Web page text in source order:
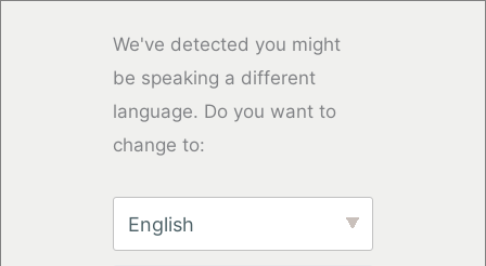
We've detected you might
be speaking a different
language. Do you want to
change to:
English